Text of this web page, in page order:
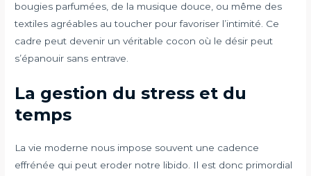
bougies parfumées, de la musique douce, ou même des
textiles agréables au toucher pour favoriser l’intimité. Ce
cadre peut devenir un véritable cocon où le désir peut
s’épanouir sans entrave.
La gestion du stress et du
temps
La vie moderne nous impose souvent une cadence
effrénée qui peut eroder notre libido. Il est donc primordial